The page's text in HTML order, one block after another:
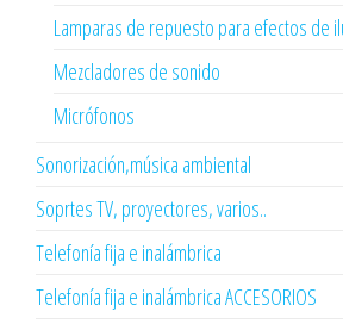
Lamparas de repuesto para efectos de
Mezcladores de sonido
Micrófonos
Sonorización,música ambiental
Soprtes TV, proyectores, varios..
Telefonía fija e inalámbrica
Telefonía fija e inalámbrica ACCESORIOS